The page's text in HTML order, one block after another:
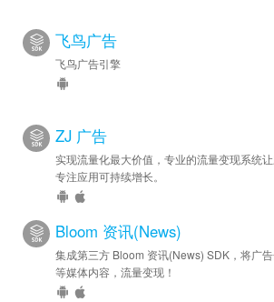
飞鸟广告
飞鸟广告引擎
ZJ 广告
实现流量化最大价值，专业的流量变现系统
专注应用可持续增长。
Bloom 资讯(News)
集成第三方 Bloom 资讯(News) SDK，将广
等媒体内容，流量变现！